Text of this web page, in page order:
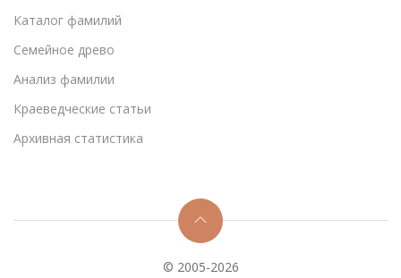
Каталог фамилий
Cемейное древо
Анализ фамилии
Краеведческие статьи
Архивная статистика
© 2005-2026